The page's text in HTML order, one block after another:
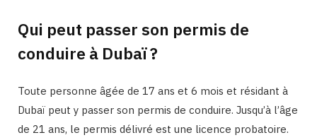
Qui peut passer son permis de
conduire à Dubaï ?
Toute personne âgée de 17 ans et 6 mois et résidant à
Dubaï peut y passer son permis de conduire. Jusqu’à l’âge
de 21 ans, le permis délivré est une licence probatoire.